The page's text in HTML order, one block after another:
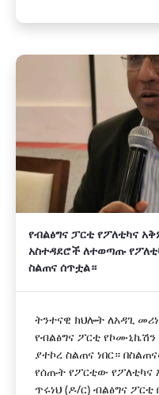
የብልፅግና ፓርቲ የፖለቲካና
አስተዳደሮች ለተወጣጡ
ስልጠና ሰጥቷል።
ትንተናዊ ክህሎት ለአዳጊ
የብልፅግና ፖርቲ
ያተኮረ ስልጠና ነበር።
የሰጡት የፖርቲው የፖለቲካና
ጥሩነህ (ዶ/ር) ብልፅግና ፖርቲ